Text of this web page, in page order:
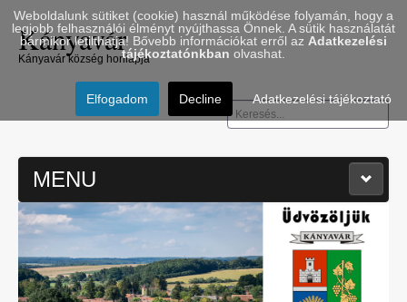
Kányavár
Kányavár község honlapja
Keresés...
MENU
Weboldalunk sütiket (cookie) használ működése folyamán, hogy a
legjobb felhasználói élményt nyújthassa Önnek. A sütik használatát
bármikor letilthatja! Bővebb információkat erről az Adatkezelési
tájékoztatónkban olvashat.
Elfogadom Decline Adatkezelési tájékoztató